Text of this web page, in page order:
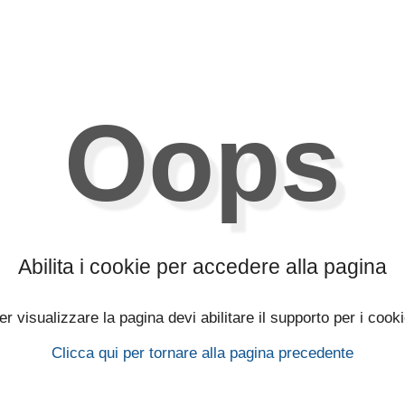
Oops
Abilita i cookie per accedere alla pagina
visualizzare la pagina devi abilitare il supporto per i
Clicca qui per tornare alla pagina precedente